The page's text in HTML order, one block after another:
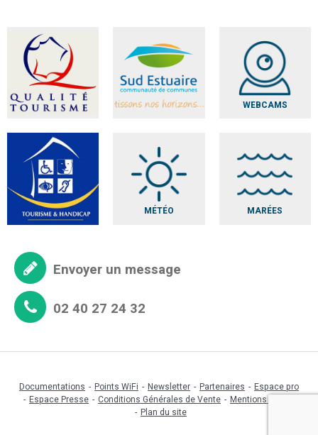
WEBCAMS
MÉTÉO MARÉES
Envoyer un message
02 40 27 24 32
Documentations Points WiFi Newsletter Partenaires
Espace pro
Espace Presse
Conditions Générales de Vente
Mentions légales
Plan du site